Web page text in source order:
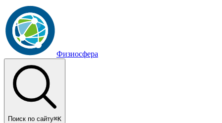
Физиосфера
Поиск по сайту⌘K